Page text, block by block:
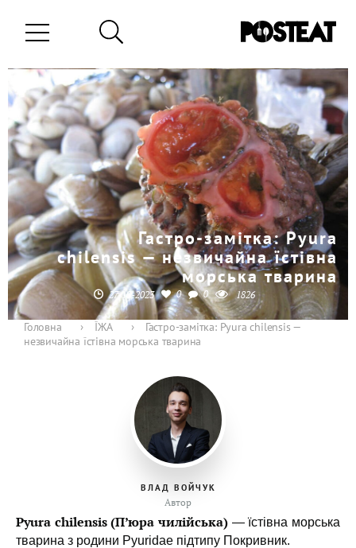
Гастро-замітка: Pyura
chilensis — незвичайна їстівна
морська тварина
27-10-2023 0 0 1826
Головна › ЇЖА ›
Гастро-замітка: Pyura chilensis —
незвичайна їстівна морська тварина
ВЛАД ВОЙЧУК
Автор
Pyura chilensis (П’юра чилійська) — їстівна морська
тварина з родини Pyuridae підтипу Покривник.